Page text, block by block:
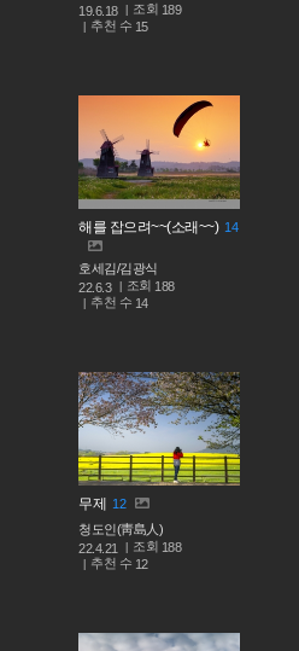
19.6.18
조회 189
추천 수 15
해를 잡으려~~(소래~~) 14
호세김/김광식
22.6.3
조회 188
추천 수 14
무제 12
청도인(靑島人)
22.4.21
조회 188
추천 수 12